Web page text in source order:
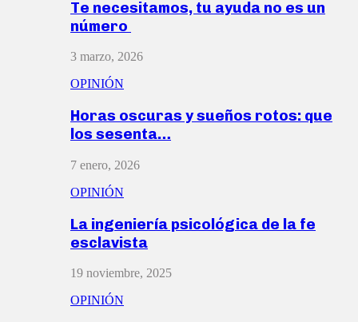
Te necesitamos, tu ayuda no es un
número
3 marzo, 2026
OPINIÓN
Horas oscuras y sueños rotos: que
los sesenta…
7 enero, 2026
OPINIÓN
La ingeniería psicológica de la fe
esclavista
19 noviembre, 2025
OPINIÓN